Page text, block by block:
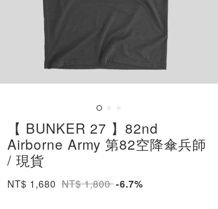
【 BUNKER 27 】82nd
Airborne Army 第82空降傘兵師
/ 現貨
NT$ 1,680 NT$ 1,800-6.7%